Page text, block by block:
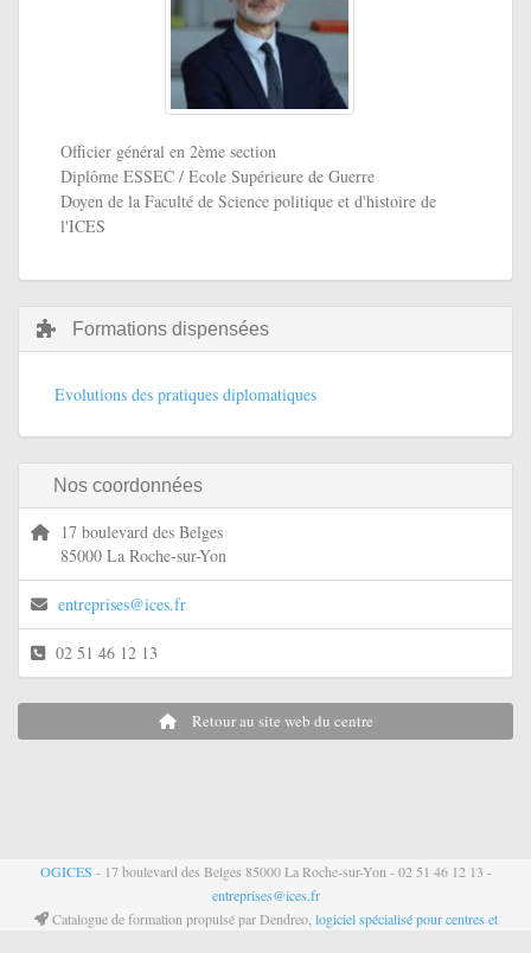
Officier général en 2ème section
Diplôme ESSEC / Ecole Supérieure de Guerre
Doyen de la Faculté de Science politique et d'histoire de
l'ICES
Formations dispensées
Evolutions des pratiques diplomatiques
Nos coordonnées
17 boulevard des Belges
85000 La Roche-sur-Yon
entreprises@ices.fr
02 51 46 12 13
Retour au site web du centre
OGICES - 17 boulevard des Belges 85000 La Roche-sur-Yon - 02 51 46 12 13 -
entreprises@ices.fr
Catalogue de formation propulsé par Dendreo, logiciel spécialisé pour centres et